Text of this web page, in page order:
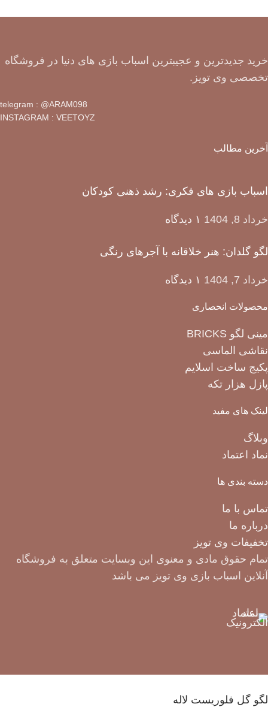
خرید جدیدترین و عجیبترین اسباب بازی های دنیا در فروشگاه
تخصصی وی تویز.
telegram : @ARAM098
INSTAGRAM : VEETOYZ
آخرین مطالب
اسباب بازی های فکری: رشد ذهنی کودکان
خرداد 8, 1404 ۱ دیدگاه
لگو گلدان: هنر خلاقانه با آجرهای رنگی
خرداد 7, 1404 ۱ دیدگاه
محصولات انحصاری
مینی لگو BRICKS
نقاشی الماسی
پکیج ساخت اسلایم
پازل هزار تکه
لینک های مفید
وبلاگ
نماد اعتماد
دسته بندی ها
تماس با ما
درباره ما
تخفیفات وی تویز
تمام حقوق مادی و معنوی این وبسایت متعلق به فروشگاه
آنلاین اسباب بازی وی تویز می باشد
لگو گل فلوریست لاله